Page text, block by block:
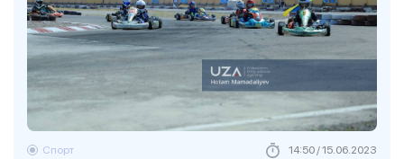
Спорт 14:50 / 15.06.2023